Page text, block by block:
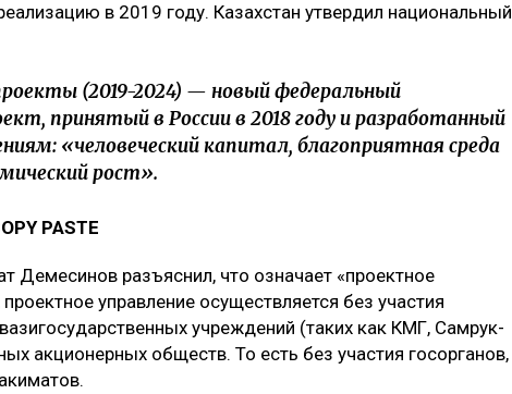
в 2019 году. Казахстан утвердил национальный
(2019-2024) — новый федеральный
принятый в России в 2018 году и разработанный
«человеческий капитал, благоприятная среда
рост».
PASTE
Демесинов разъяснил, что означает «проектное
управление осуществляется без участия
учреждений (таких как КМГ, Самрук-
акционерных обществ. То есть без участия госорганов,